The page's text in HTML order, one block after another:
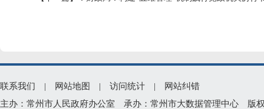
联系我们 | 网站地图 | 访问统计 |
网站纠错
主办：常州市人民政府办公室 承办：常州市大数据管理中心 版